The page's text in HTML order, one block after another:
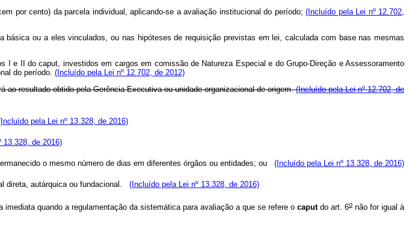
por cento) da parcela individual, aplicando-se a avaliação institucional do período;(Incluído pela Lei nº 12.702,
ou a eles vinculados, ou nas hipóteses de requisição previstas em lei, calculada com base nas mesmas
I e II docaput , investidos em cargos em comissão de Natureza Especial e do Grupo-Direção e Assessoramento
do período. (Incluído pela Lei nº 12.702, de 2012)
ao resultado obtido pela Gerência Executiva ou unidade organizacional de origem.(Incluído pela Lei nº 12.702, de
pela Lei nº 13.328, de 2016)
13.328, de 2016)
o mesmo número de dias em diferentes órgãos ou entidades; ou (Incluído pela Lei nº 13.328, de 2016)
direta, autárquica ou fundacional. (Incluído pela Lei nº 13.328, de 2016)
quando a regulamentação da sistemática para avaliação a que se refere o caputdo art. 6o não for igual à